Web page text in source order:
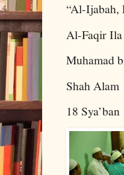
“Al-Ijabah,
Al-Faqir
Muhamad
Shah Alam
18